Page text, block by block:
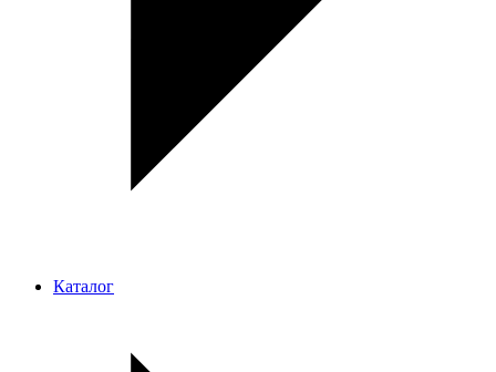
Каталог